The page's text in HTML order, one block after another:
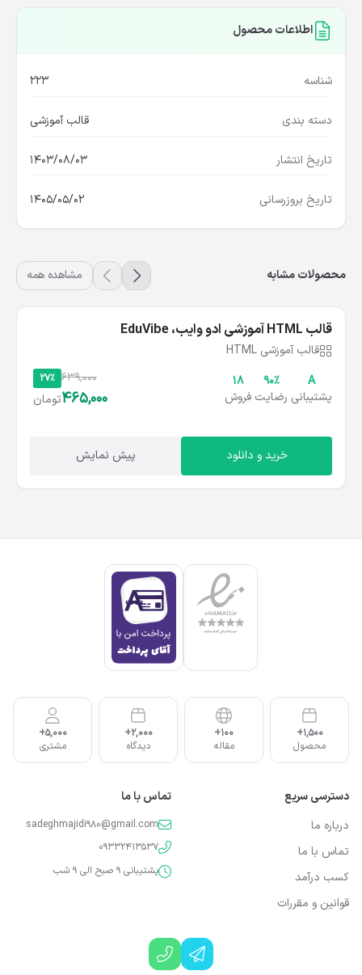
اطلاعات محصول
شناسه 223
دسته بندی قالب آموزشی
تاریخ انتشار 1403/08/03
تاریخ بروزرسانی 1405/05/02
محصولات مشابه مشاهده همه
قالب HTML آموزشی ادو وایب، EduVibe
قالب آموزشی HTML
A
پشتیبانی
۹۰%
رضایت
18
فروش
27% 639,000
465,000تومان
خرید و دانلود پیش نمایش
1,500+
محصول
100+
مقاله
2,000+
دیدگاه
5,000+
مشتری
دسترسی سریع
درباره ما
تماس با ما
کسب درآمد
قوانین و مقررات
تماس با ما
sadeghmajidi980@gmail.com
09332413537
پشتیبانی 9 صبح الی 9 شب